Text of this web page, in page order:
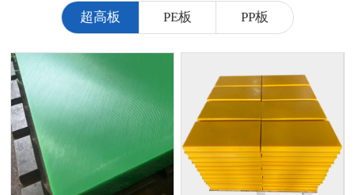
超高板 PE板 PP板